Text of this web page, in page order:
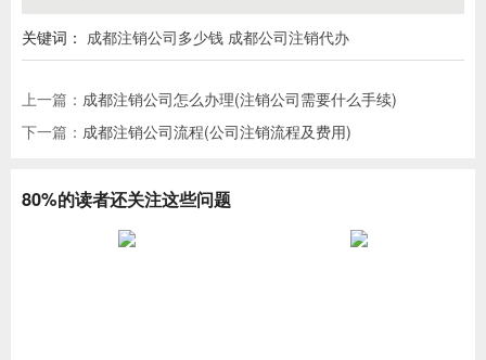
关键词： 成都注销公司多少钱 成都公司注销代办
上一篇： 成都注销公司怎么办理(注销公司需要什么手续)
下一篇： 成都注销公司流程(公司注销流程及费用)
80%的读者还关注这些问题